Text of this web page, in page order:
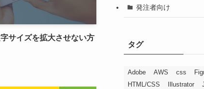
サイズを拡大させない方
発注者向け
タグ
Adobe AWS css
HTML/CSS
Illustrator